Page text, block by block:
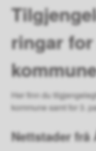
ringar
Her finn du
kommune samt for 3.
Nettstader frå